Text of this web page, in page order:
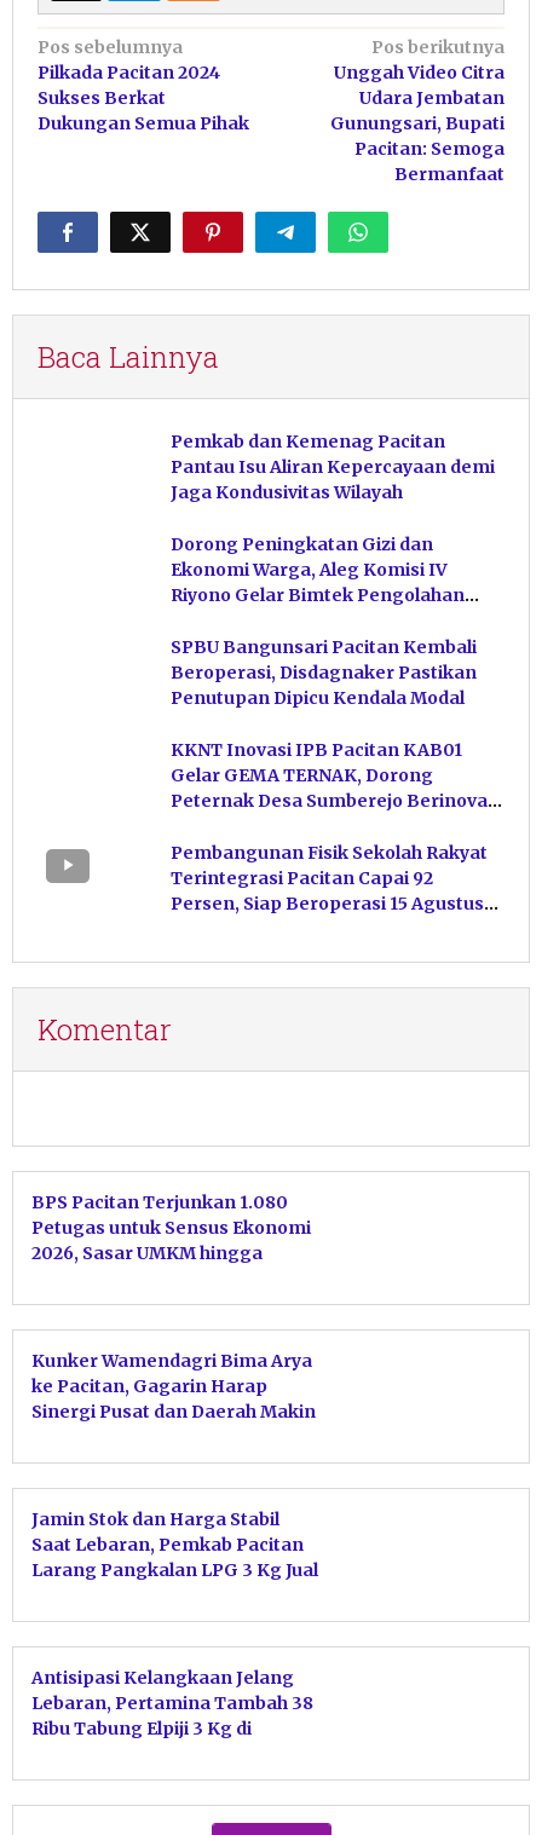
Navigasi
pos
Pos sebelumnya
Pilkada Pacitan 2024
Sukses Berkat
Dukungan Semua Pihak
Pos berikutnya
Unggah Video Citra
Udara Jembatan
Gunungsari, Bupati
Pacitan: Semoga
Bermanfaat
Baca Lainnya
Pemkab dan Kemenag Pacitan
Pantau Isu Aliran Kepercayaan demi
Jaga Kondusivitas Wilayah
Dorong Peningkatan Gizi dan
Ekonomi Warga, Aleg Komisi IV
Riyono Gelar Bimtek Pengolahan
SPBU Bangunsari Pacitan Kembali
Beroperasi, Disdagnaker Pastikan
Penutupan Dipicu Kendala Modal
KKNT Inovasi IPB Pacitan KAB01
Gelar GEMA TERNAK, Dorong
Peternak Desa Sumberejo Berinovasi
Pembangunan Fisik Sekolah Rakyat
Terintegrasi Pacitan Capai 92
Persen, Siap Beroperasi 15 Agustus
Komentar
BPS Pacitan Terjunkan 1.080
Petugas untuk Sensus Ekonomi
2026, Sasar UMKM hingga
Kunker Wamendagri Bima Arya
ke Pacitan, Gagarin Harap
Sinergi Pusat dan Daerah Makin
Jamin Stok dan Harga Stabil
Saat Lebaran, Pemkab Pacitan
Larang Pangkalan LPG 3 Kg Jual
Antisipasi Kelangkaan Jelang
Lebaran, Pertamina Tambah 38
Ribu Tabung Elpiji 3 Kg di